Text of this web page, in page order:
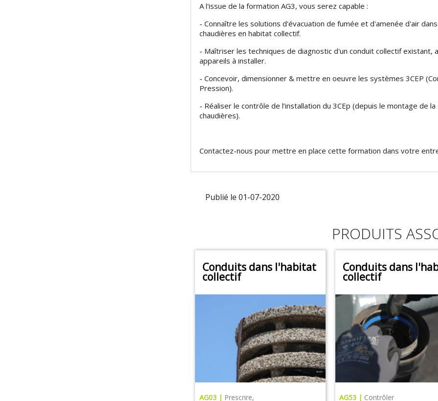
A l'issue de la formation AG3, vous serez capable :
- Connaître les solutions d'évacuation de fumée et d'amenée d'air
chaudières en habitat collectif.
- Maîtriser les techniques de diagnostic d'un conduit collectif
appareils à installer.
- Concevoir, dimensionner & mettre en oeuvre les systèmes 3CEP
Pression).
- Réaliser le contrôle de l’installation du 3CEp (depuis le montage de
chaudières).
Contactez-nous pour mettre en place cette formation dans votre
Publié le 01-07-2020
PRODUITS
Conduits dans l'habitat
collectif
AG03 | Prescrire,
Conduits dans
collectif
AG53 | Contrôler